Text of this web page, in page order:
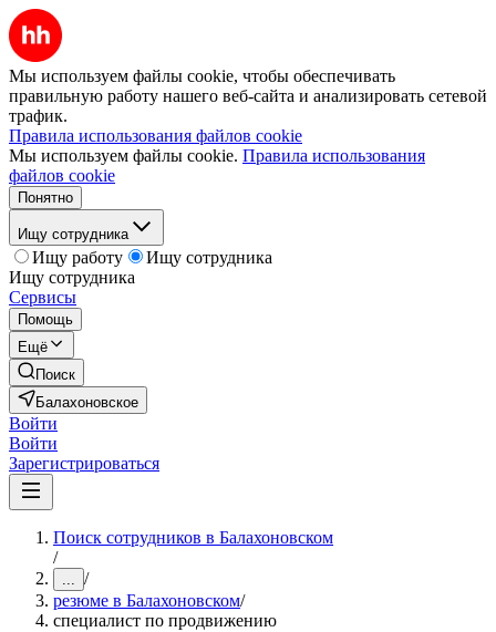
Мы используем файлы cookie, чтобы обеспечивать
правильную работу нашего веб-сайта и анализировать сетевой
трафик.
Правила использования файлов cookie
Мы используем файлы cookie. Правила использования
файлов cookie
Понятно
Ищу сотрудника
Ищу работу
Ищу сотрудника
Ищу сотрудника
Сервисы
Помощь
Ещё
Поиск
Балахоновское
Войти
Войти
Зарегистрироваться
Поиск сотрудников в Балахоновском
/
... /
резюме в Балахоновском/
специалист по продвижению